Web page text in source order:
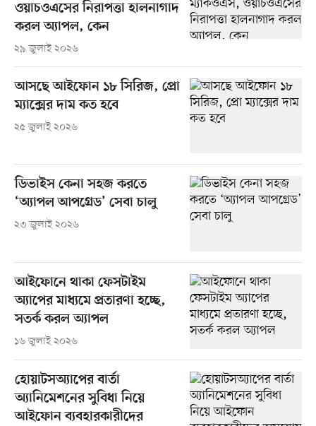
ওয়াচওএসের নিরাপত্তা হালনাগাদ
করল অ্যাপল, কেন
২৯ জুলাই ২০২৬
আসছে আইফোন ১৮ সিরিজ, প্রো
ম্যাক্সের দাম কত হবে
২৫ জুলাই ২০২৬
ডিভাইস কেনা সহজ করতে
‘অ্যাপল আপগ্রেড’ সেবা চালু
২৩ জুলাই ২০২৬
আইফোনে থাকা ফেসটাইম
অ্যাপের মাধ্যমে প্রতারণা হচ্ছে,
সতর্ক করল অ্যাপল
১৬ জুলাই ২০২৬
হোয়াটসঅ্যাপের বার্তা
অ্যানিমেশনের সুবিধা নিয়ে
আইফোন ব্যবহারকারীদের